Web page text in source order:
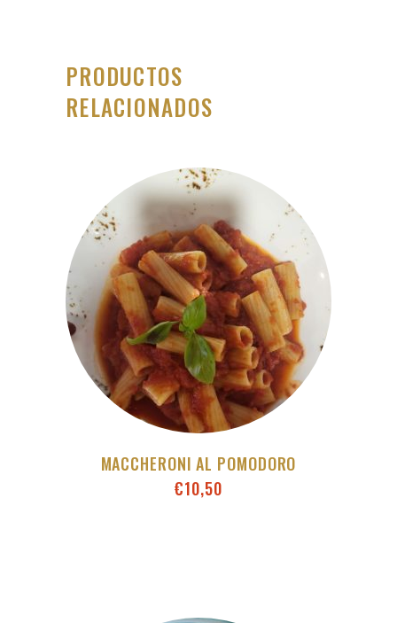
PRODUCTOS
RELACIONADOS
MACCHERONI AL POMODORO
€10,50